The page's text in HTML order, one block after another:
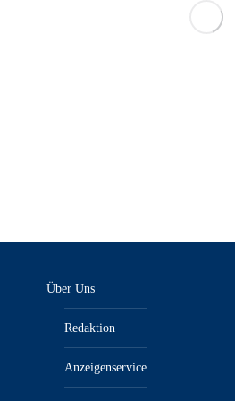
Über Uns
Redaktion
Anzeigenservice